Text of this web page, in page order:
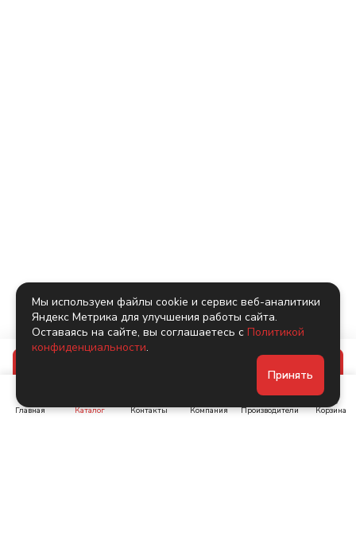
Главная Каталог Контакты Компания Производители Корзина
Мы используем файлы cookie и сервис веб-аналитики
Яндекс Метрика для улучшения работы сайта.
Оставаясь на сайте, вы соглашаетесь с Политикой
конфиденциальности.
Принять